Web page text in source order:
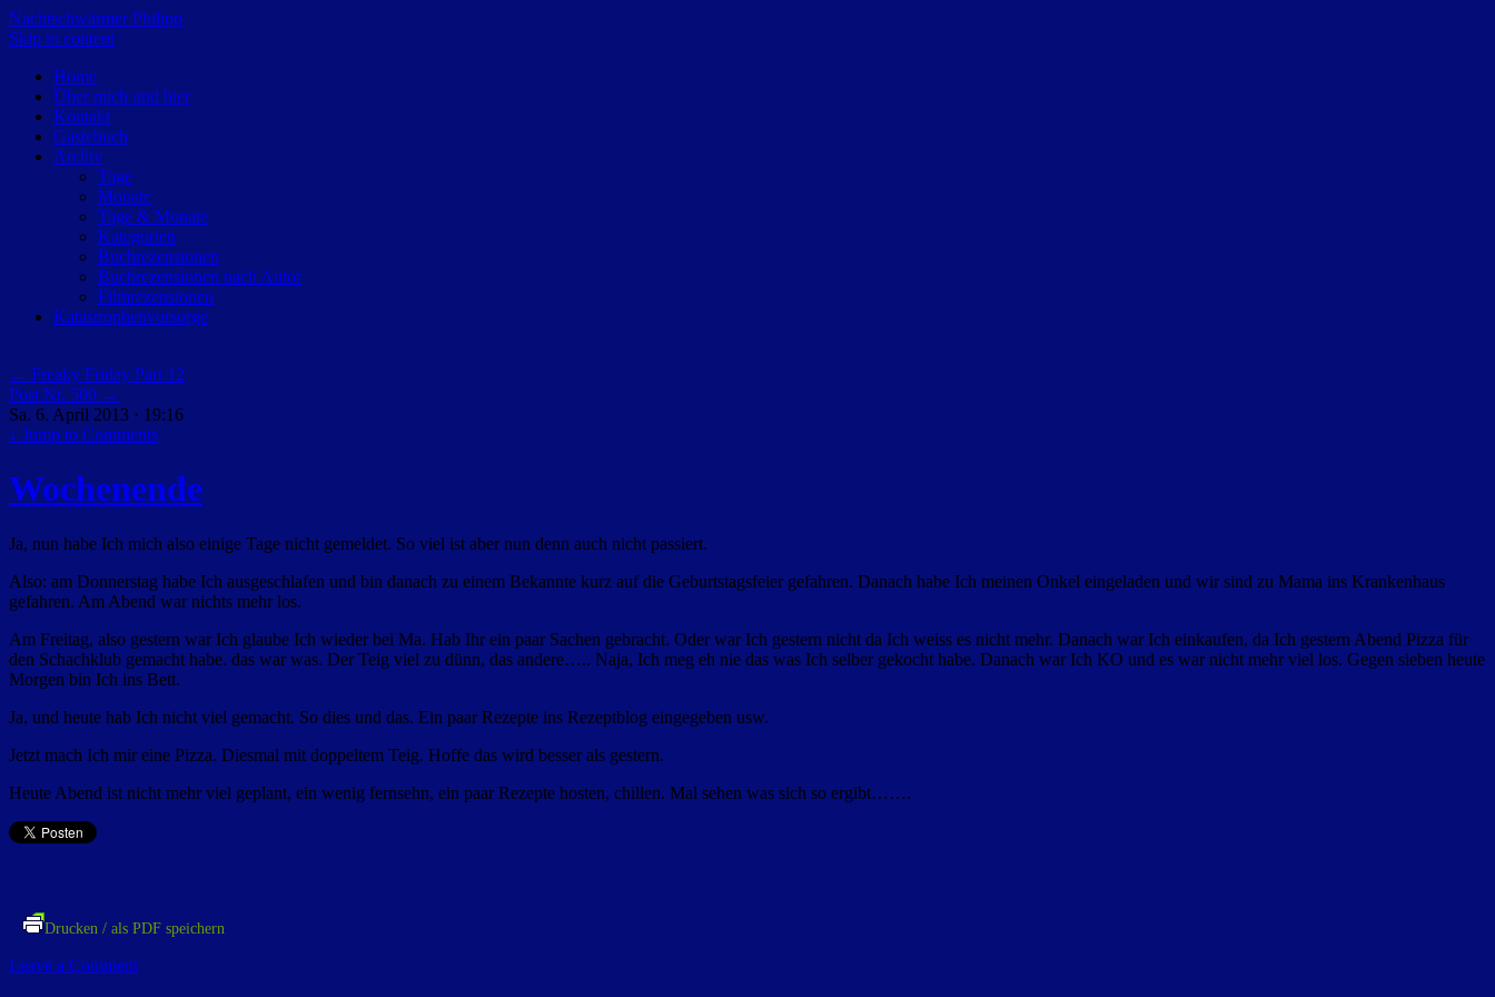
Nachtschwärmer Philipp
Skip to content
Home
Über mich und hier
Kontakt
Gästebuch
Archiv
Tage
Monate
Tage & Monate
Kategorien
Buchrezensionen
Buchrezensionen nach Autor
Filmrezensionen
Katastrophenvorsorge
← Freaky Friday Part 12
Post Nr. 500 →
Sa. 6. April 2013 · 19:16
↓ Jump to Comments
Wochenende
Ja, nun habe Ich mich also einige Tage nicht gemeldet. So viel ist aber nun denn auch nicht passiert.
Also: am Donnerstag habe Ich ausgeschlafen und bin danach zu einem Bekannte kurz auf die Geburtstagsfeier gefahren. Danach habe Ich meinen Onkel eingeladen und wir sind zu Mama ins Krankenhaus
gefahren. Am Abend war nichts mehr los.
Am Freitag, also gestern war Ich glaube Ich wieder bei Ma. Hab Ihr ein paar Sachen gebracht. Oder war Ich gestern nicht da Ich weiss es nicht mehr. Danach war Ich einkaufen, da Ich gestern Abend Pizza für
den Schachklub gemacht habe. das war was. Der Teig viel zu dünn, das andere….. Naja, Ich meg eh nie das was Ich selber gekocht habe. Danach war Ich KO und es war nicht mehr viel los. Gegen sieben heute
Morgen bin Ich ins Bett.
Ja, und heute hab Ich nicht viel gemacht. So dies und das. Ein paar Rezepte ins Rezeptblog eingegeben usw.
Jetzt mach Ich mir eine Pizza. Diesmal mit doppeltem Teig. Hoffe das wird besser als gestern.
Heute Abend ist nicht mehr viel geplant, ein wenig fernsehn, ein paar Rezepte hosten, chillen. Mal sehen was sich so ergibt…….
Drucken / als PDF speichern
Leave a Comment